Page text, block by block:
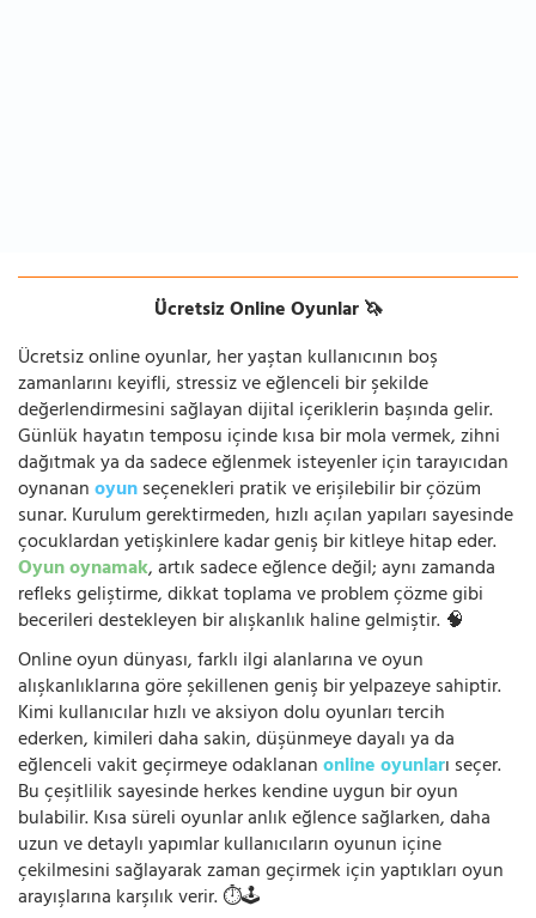
Ücretsiz Online Oyunlar 🦄
Ücretsiz online oyunlar, her yaştan kullanıcının boş
zamanlarını keyifli, stressiz ve eğlenceli bir şekilde
değerlendirmesini sağlayan dijital içeriklerin başında gelir.
Günlük hayatın temposu içinde kısa bir mola vermek, zihni
dağıtmak ya da sadece eğlenmek isteyenler için tarayıcıdan
oynananoyunseçenekleri pratik ve erişilebilir bir çözüm
sunar. Kurulum gerektirmeden, hızlı açılan yapıları sayesinde
çocuklardan yetişkinlere kadar geniş bir kitleye hitap eder.
Oyun oynamak, artık sadece eğlence değil; aynı zamanda
refleks geliştirme, dikkat toplama ve problem çözme gibi
becerileri destekleyen bir alışkanlık haline gelmiştir. 🧠
Online oyun dünyası, farklı ilgi alanlarına ve oyun
alışkanlıklarına göre şekillenen geniş bir yelpazeye sahiptir.
Kimi kullanıcılar hızlı ve aksiyon dolu oyunları tercih
ederken, kimileri daha sakin, düşünmeye dayalı ya da
eğlenceli vakit geçirmeye odaklananonline oyunları seçer.
Bu çeşitlilik sayesinde herkes kendine uygun bir oyun
bulabilir. Kısa süreli oyunlar anlık eğlence sağlarken, daha
uzun ve detaylı yapımlar kullanıcıların oyunun içine
çekilmesini sağlayarak zaman geçirmek için yaptıkları oyun
arayışlarına karşılık verir. ⏱️🕹️